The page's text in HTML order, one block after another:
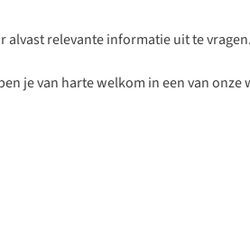
relevante informatie uit te
je van harte welkom in een van onze